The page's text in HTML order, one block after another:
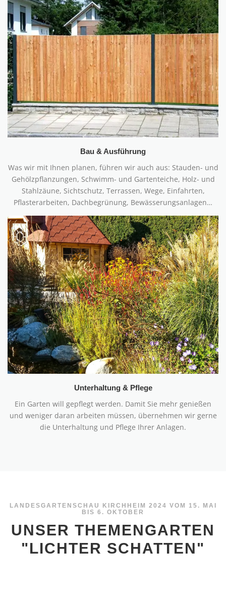
Bau & Ausführung
Was wir mit Ihnen planen, führen wir auch aus: Stauden- und
Gehölzpflanzungen, Schwimm- und Gartenteiche, Holz- und
Stahlzäune, Sichtschutz, Terrassen, Wege, Einfahrten,
Pflasterarbeiten, Dachbegrünung, Bewässerungsanlagen…
Unterhaltung & Pflege
Ein Garten will gepflegt werden. Damit Sie mehr genießen
und weniger daran arbeiten müssen, übernehmen wir gerne
die Unterhaltung und Pflege Ihrer Anlagen.
LANDESGARTENSCHAU KIRCHHEIM 2024 VOM 15. MAI
BIS 6. OKTOBER
UNSER THEMENGARTEN
"LICHTER SCHATTEN"